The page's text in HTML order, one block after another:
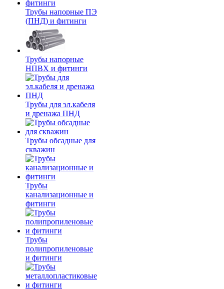
Трубы напорные ПЭ
(ПНД) и фитинги
Трубы напорные
НПВХ и фитинги
Трубы для эл.кабеля
и дренажа ПНД
Трубы обсадные для
скважин
Трубы
канализационные и
фитинги
Трубы
полипропиленовые
и фитинги